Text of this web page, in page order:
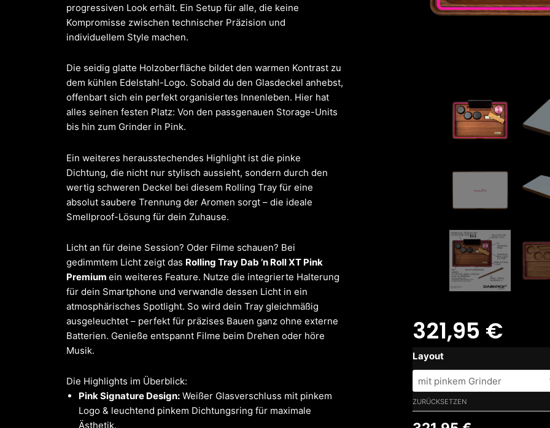
progressiven Look erhält. Ein Setup für alle, die keine
Kompromisse zwischen technischer Präzision und
individuellem Style machen.
Die seidig glatte Holzoberfläche bildet den warmen Kontrast zu
dem kühlen Edelstahl-Logo. Sobald du den Glasdeckel anhebst,
offenbart sich ein perfekt organisiertes Innenleben. Hier hat
alles seinen festen Platz: Von den passgenauen Storage-Units
bis hin zum Grinder in Pink.
Ein weiteres herausstechendes Highlight ist die pinke
Dichtung, die nicht nur stylisch aussieht, sondern durch den
wertig schweren Deckel bei diesem Rolling Tray für eine
absolut saubere Trennung der Aromen sorgt – die ideale
Smellproof-Lösung für dein Zuhause.
Licht an für deine Session? Oder Filme schauen? Bei
gedimmtem Licht zeigt das Rolling Tray Dab ’n Roll XT Pink
Premium ein weiteres Feature. Nutze die integrierte Halterung
für dein Smartphone und verwandle dessen Licht in ein
atmosphärisches Spotlight. So wird dein Tray gleichmäßig
ausgeleuchtet – perfekt für präzises Bauen ganz ohne externe
Batterien. Genieße entspannt Filme beim Drehen oder höre
Musik.
Die Highlights im Überblick:
Pink Signature Design:Weißer Glasverschluss mit pinkem
Logo & leuchtend pinkem Dichtungsring für maximale
Ästhetik.
321,95 €
Layout
ZURÜCKSETZEN
Rolling
TrayDab
’n
Roll
XT